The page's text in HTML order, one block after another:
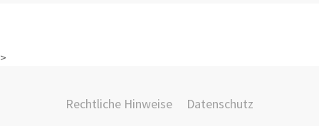
>
Rechtliche Hinweise
Datenschutz